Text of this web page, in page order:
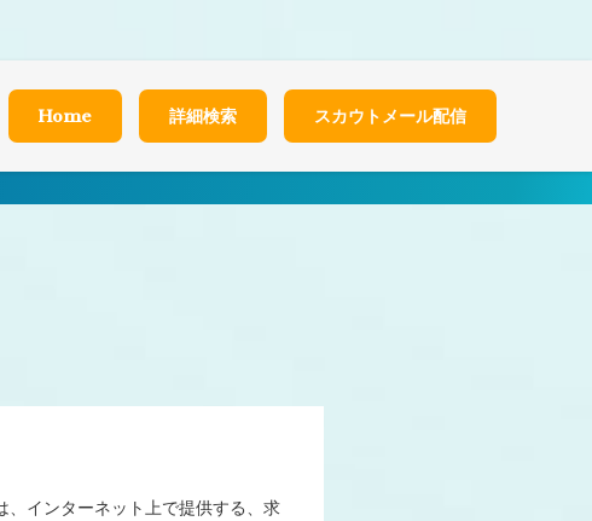
Home 詳細検索 スカウトメール配信
インターネット上で提供する、求